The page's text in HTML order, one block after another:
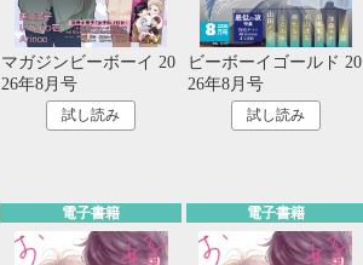
マガジンビーボーイ 20
26年8月号
試し読み
ビーボーイゴールド 20
26年8月号
試し読み
電子書籍 電子書籍